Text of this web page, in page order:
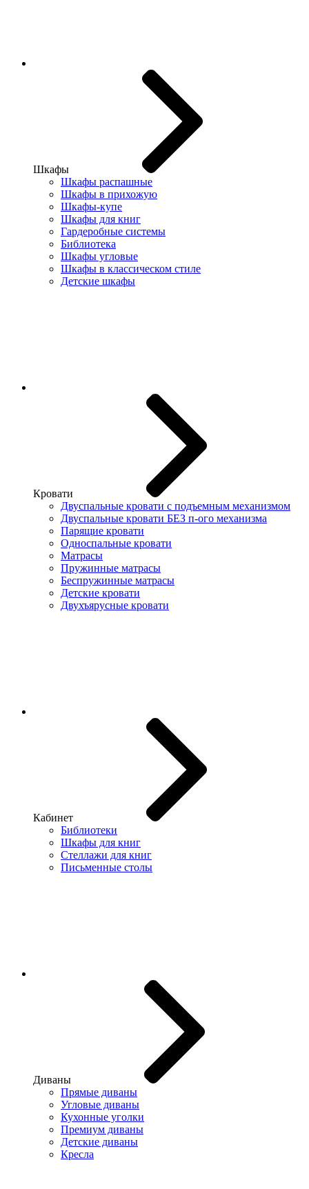
Шкафы
Шкафы распашные
Шкафы в прихожую
Шкафы-купе
Шкафы для книг
Гардеробные системы
Библиотека
Шкафы угловые
Шкафы в классическом стиле
Детские шкафы
Кровати
Двуспальные кровати с подъемным механизмом
Двуспальные кровати БЕЗ п-ого механизма
Парящие кровати
Односпальные кровати
Матрасы
Пружинные матрасы
Беспружинные матрасы
Детские кровати
Двухъярусные кровати
Кабинет
Библиотеки
Шкафы для книг
Стеллажи для книг
Письменные столы
Диваны
Прямые диваны
Угловые диваны
Кухонные уголки
Премиум диваны
Детские диваны
Кресла